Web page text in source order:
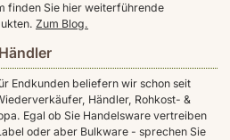
finden Sie hier weiterführende
Zum Blog.
Endkunden beliefern wir schon seit
Händler, Rohkost- &
Egal ob Sie Handelsware vertreiben
oder aber Bulkware - sprechen Sie